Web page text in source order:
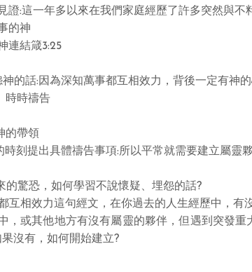
證:這一年多以來在我們家庭經歷了許多突然與不
的神
連結箴3:25
神的話:因為深知萬事都互相效力，背後一定有神
時時禱告
的帶領
時刻提出具體禱告事項:所以平常就需要建立屬靈
的驚恐，如何學習不說懷疑、埋怨的話?
互相效力這句經文，在你過去的人生經歷中，有
，或其他地方有沒有屬靈的夥伴，但遇到突發
沒有，如何開始建立?